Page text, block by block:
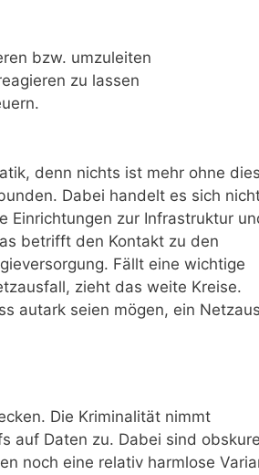
bzw. umzuleiten
zu lassen
denn nichts ist mehr ohne
Dabei handelt es sich
Einrichtungen zur Infrastruktur
betrifft den Kontakt zu den
Fällt eine wichtige
zieht das weite Kreise.
autark seien mögen, ein
Die Kriminalität nimmt
auf Daten zu. Dabei sind obskure
noch eine relativ harmlose